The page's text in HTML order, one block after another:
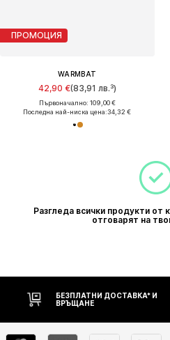
ПРОМОЦИЯ
WARMBAT
42,90 €(83,91 лв.³)
Първоначално: 109,00 €
Последна най-ниска цена:34,32 €
Разгледа всички продукти от
отговарят на
ДОСТАВКА* И